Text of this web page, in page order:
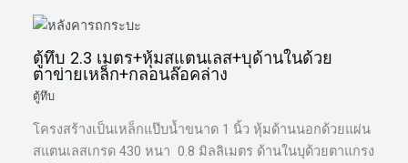
ตู้ทึบ 2.3 เมตร+หุ้มสแตนเลส+บุด้านในด้วย
ตาข่ายเหล็ก+กลอนล๊อคล่าง
ตู้ทึบ
โครงสร้างเป็นเหล็กแป๊บน้ำขนาด 1 นิ้ว หุ้มด้านนอกด้วยแผ่น
สแตนเลสเกรด 430 หนา 0.8 มิลลิเมตร ด้านในบุด้วยตาแกรง